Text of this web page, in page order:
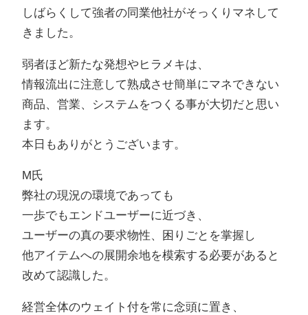
しばらくして強者の同業他社がそっくりマネして
きました。
弱者ほど新たな発想やヒラメキは、
情報流出に注意して熟成させ簡単にマネできない
商品、営業、システムをつくる事が大切だと思い
ます。
本日もありがとうございます。
M氏
弊社の現況の環境であっても
一歩でもエンドユーザーに近づき、
ユーザーの真の要求物性、困りごとを掌握し
他アイテムへの展開余地を模索する必要があると
改めて認識した。
経営全体のウェイト付を常に念頭に置き、